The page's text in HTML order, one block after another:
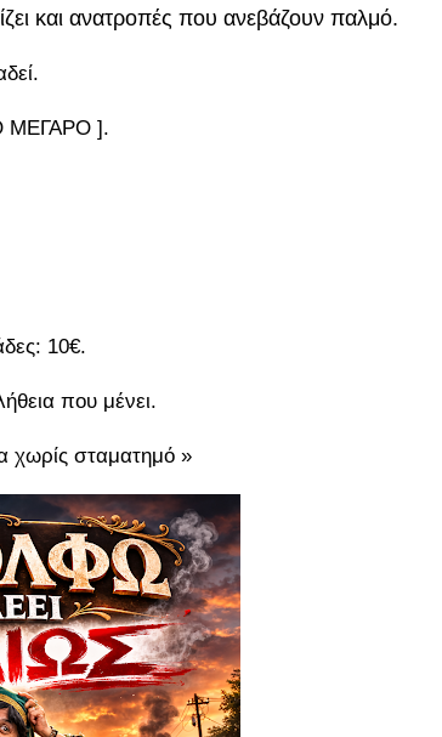
και ανατροπές που ανεβάζουν παλμό.
ΜΕΓΑΡΟ ].
10€.
που μένει.
χωρίς σταματημό »